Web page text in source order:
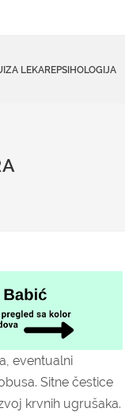
ZA LEKAREPSIHOLOGIJA
eventualni
Sitne čestice
krvnih ugrušaka.